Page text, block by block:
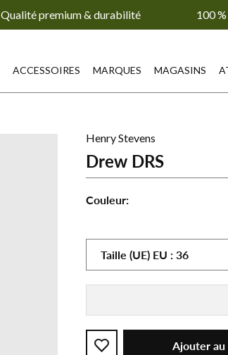
Qualité premium & durabilité 100
ACCESSOIRES MARQUES MAGASINS
Henry Stevens
Drew DRS
Couleur:
DRS
Noir
Taille (UE) EU : 36
Ajouter au